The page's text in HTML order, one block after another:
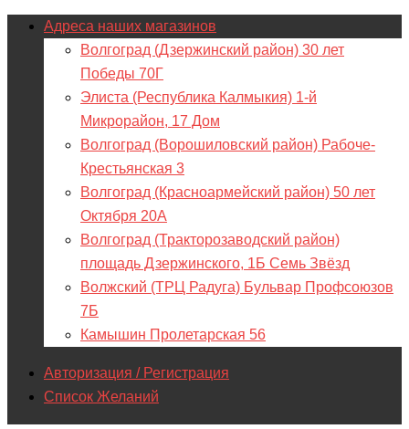
Адреса наших магазинов
Волгоград (Дзержинский район) 30 лет
Победы 70Г
Элиста (Республика Калмыкия) 1-й
Микрорайон, 17 Дом
Волгоград (Ворошиловский район) Рабоче-
Крестьянская 3
Волгоград (Красноармейский район) 50 лет
Октября 20А
Волгоград (Тракторозаводский район)
площадь Дзержинского, 1Б Семь Звёзд
Волжский (ТРЦ Радуга) Бульвар Профсоюзов
7Б
Камышин Пролетарская 56
Авторизация / Регистрация
Список Желаний